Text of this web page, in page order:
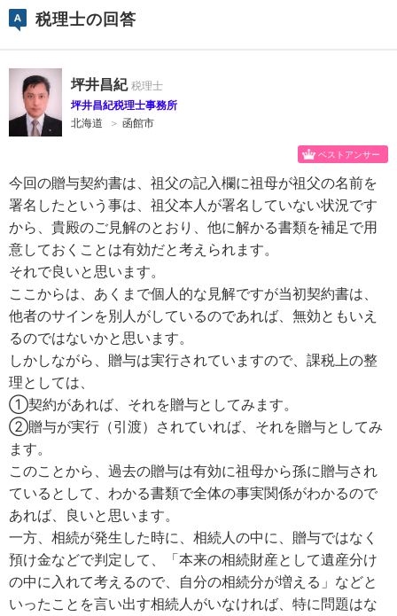
税理士の回答
坪井昌紀
坪井昌紀税理士事務所
北海道
＞ 函館市
ベストアンサー
今回の贈与契約書は、祖父の記入欄に祖母が祖父の名前を
署名したという事は、祖父本人が署名していない状況です
から、貴殿のご見解のとおり、他に解かる書類を補足で用
意しておくことは有効だと考えられます。
それで良いと思います。
ここからは、あくまで個人的な見解ですが当初契約書は、
他者のサインを別人がしているのであれば、無効ともいえ
るのではないかと思います。
しかしながら、贈与は実行されていますので、課税上の整
理としては、
①契約があれば、それを贈与としてみます。
②贈与が実行（引渡）されていれば、それを贈与としてみ
ます。
このことから、過去の贈与は有効に祖母から孫に贈与され
ているとして、わかる書類で全体の事実関係がわかるので
あれば、良いと思います。
一方、相続が発生した時に、相続人の中に、贈与ではなく
預け金などで判定して、「本来の相続財産として遺産分け
の中に入れて考えるので、自分の相続分が増える」などと
いったことを言い出す相続人がいなければ、特に問題はな